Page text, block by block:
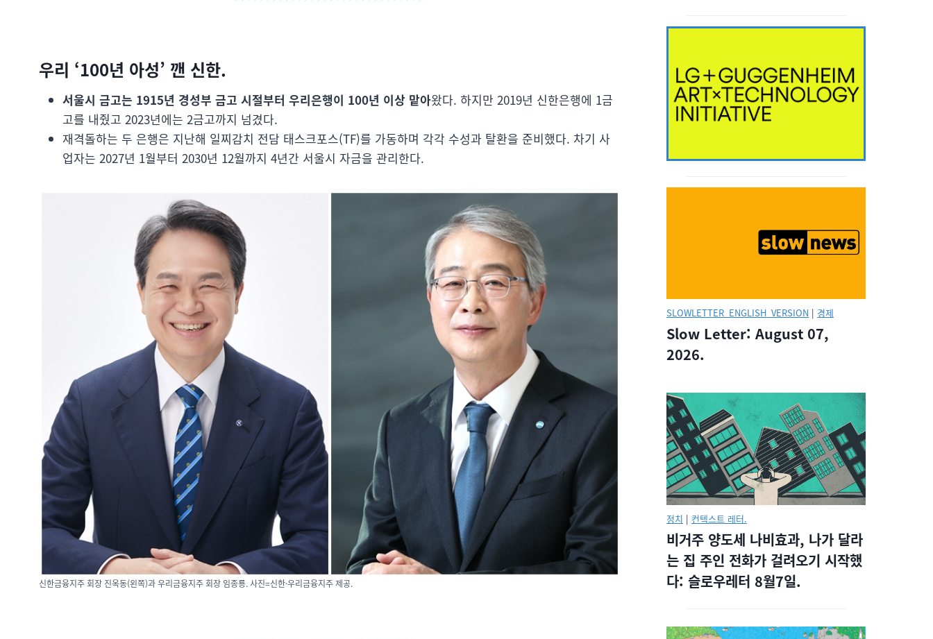
우리 ‘100년 아성’ 깬 신한.
서울시 금고는 1915년 경성부 금고 시절부터 우리은행이 100년 이상 맡아왔다. 하지만 2019년 신한은행에 1금
고를 내줬고 2023년에는 2금고까지 넘겼다.
재격돌하는 두 은행은 지난해 일찌감치 전담 태스크포스(TF)를 가동하며 각각 수성과 탈환을 준비했다. 차기 사
업자는 2027년 1월부터 2030년 12월까지 4년간 서울시 자금을 관리한다.
신한금융지주 회장 진옥동(왼쪽)과 우리금융지주 회장 임종룡. 사진=신한·우리금융지주 제공.
SLOWLETTER_ENGLISH_VERSION | 경제
Slow Letter: August 07,
2026.
정치 | 컨텍스트 레터.
비거주 양도세 나비효과, 나가 달라
는 집 주인 전화가 걸려오기 시작했
다: 슬로우레터 8월7일.